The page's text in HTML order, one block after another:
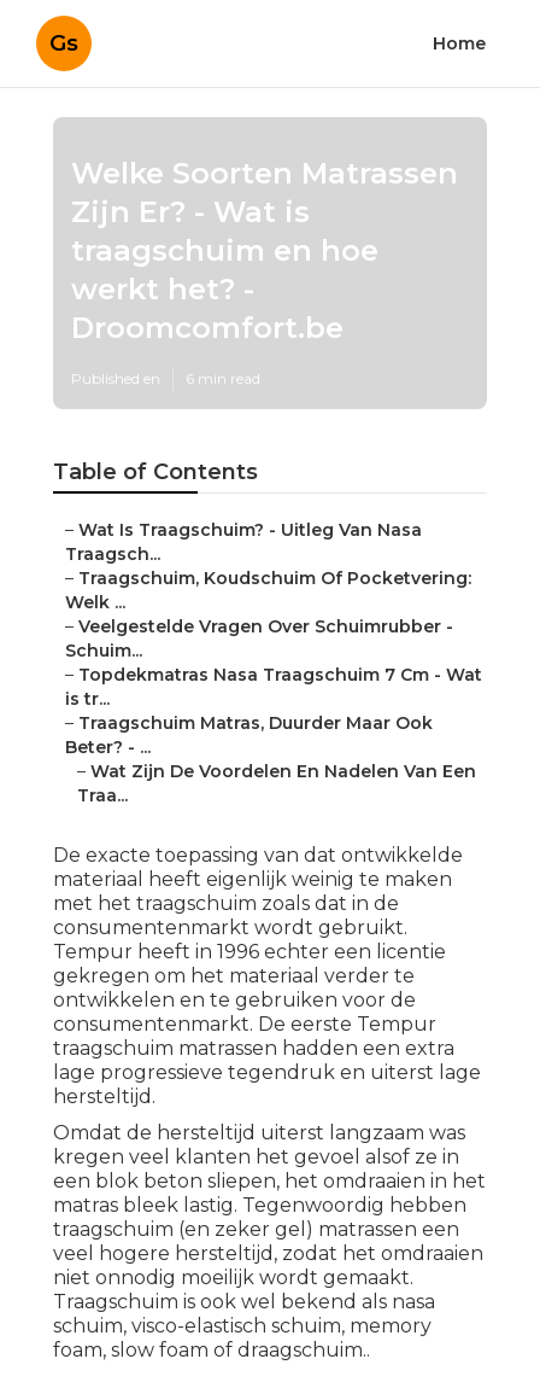
Gs Home
Welke Soorten Matrassen
Zijn Er? - Wat is
traagschuim en hoe
werkt het? -
Droomcomfort.be
Published en 6 min read
Table of Contents
– Wat Is Traagschuim? - Uitleg Van Nasa
Traagsch...
– Traagschuim, Koudschuim Of Pocketvering:
Welk ...
– Veelgestelde Vragen Over Schuimrubber -
Schuim...
– Topdekmatras Nasa Traagschuim 7 Cm - Wat
is tr...
– Traagschuim Matras, Duurder Maar Ook
Beter? - ...
– Wat Zijn De Voordelen En Nadelen Van Een
Traa...
De exacte toepassing van dat ontwikkelde
materiaal heeft eigenlijk weinig te maken
met het traagschuim zoals dat in de
consumentenmarkt wordt gebruikt.
Tempur heeft in 1996 echter een licentie
gekregen om het materiaal verder te
ontwikkelen en te gebruiken voor de
consumentenmarkt. De eerste Tempur
traagschuim matrassen hadden een extra
lage progressieve tegendruk en uiterst lage
hersteltijd.
Omdat de hersteltijd uiterst langzaam was
kregen veel klanten het gevoel alsof ze in
een blok beton sliepen, het omdraaien in het
matras bleek lastig. Tegenwoordig hebben
traagschuim (en zeker gel) matrassen een
veel hogere hersteltijd, zodat het omdraaien
niet onnodig moeilijk wordt gemaakt.
Traagschuim is ook wel bekend als nasa
schuim, visco-elastisch schuim, memory
foam, slow foam of draagschuim..